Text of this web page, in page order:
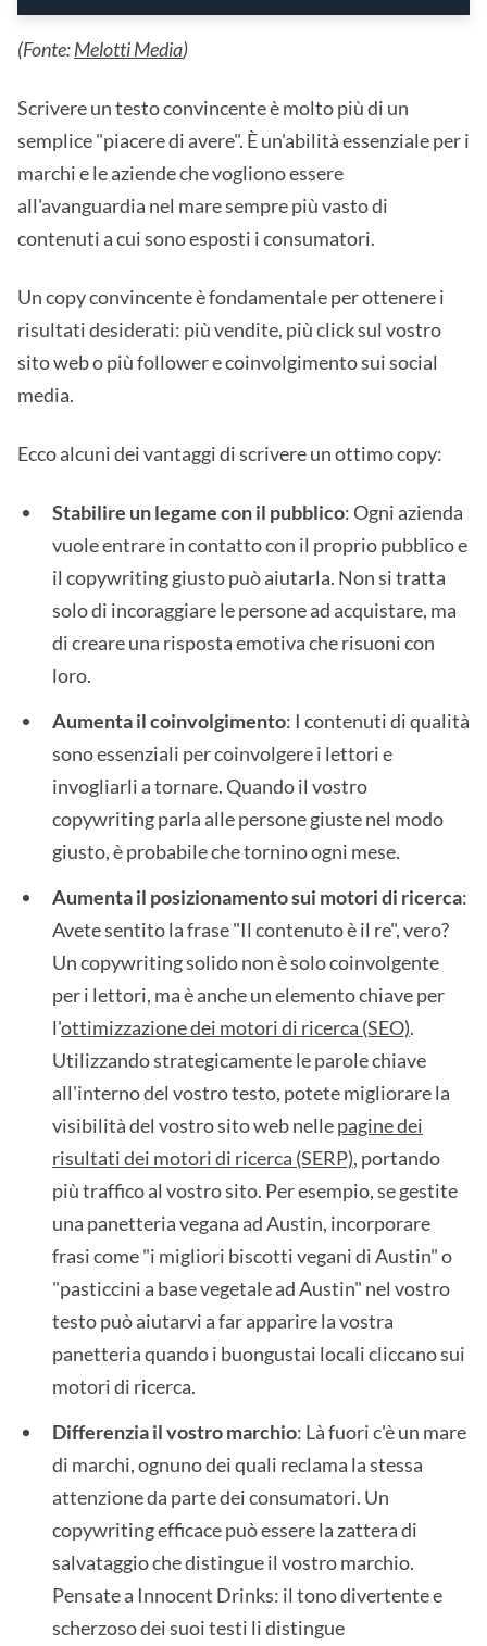
(Fonte:Melotti Media)
Scrivere un testo convincente è molto più di un
semplice "piacere di avere". È un'abilità essenziale per i
marchi e le aziende che vogliono essere
all'avanguardia nel mare sempre più vasto di
contenuti a cui sono esposti i consumatori.
Un copy convincente è fondamentale per ottenere i
risultati desiderati: più vendite, più click sul vostro
sito web o più follower e coinvolgimento sui social
media.
Ecco alcuni dei vantaggi di scrivere un ottimo copy:
Stabilire un legame con il pubblico: Ogni azienda
vuole entrare in contatto con il proprio pubblico e
il copywriting giusto può aiutarla. Non si tratta
solo di incoraggiare le persone ad acquistare, ma
di creare una risposta emotiva che risuoni con
loro.
Aumenta il coinvolgimento: I contenuti di qualità
sono essenziali per coinvolgere i lettori e
invogliarli a tornare. Quando il vostro
copywriting parla alle persone giuste nel modo
giusto, è probabile che tornino ogni mese.
Aumenta il posizionamento sui motori di ricerca:
Avete sentito la frase "Il contenuto è il re", vero?
Un copywriting solido non è solo coinvolgente
per i lettori, ma è anche un elemento chiave per
l'ottimizzazione dei motori di ricerca (SEO).
Utilizzando strategicamente le parole chiave
all'interno del vostro testo, potete migliorare la
visibilità del vostro sito web nellepagine dei
risultati dei motori di ricerca (SERP), portando
più traffico al vostro sito. Per esempio, se gestite
una panetteria vegana ad Austin, incorporare
frasi come "i migliori biscotti vegani di Austin" o
"pasticcini a base vegetale ad Austin" nel vostro
testo può aiutarvi a far apparire la vostra
panetteria quando i buongustai locali cliccano sui
motori di ricerca.
Differenzia il vostro marchio: Là fuori c'è un mare
di marchi, ognuno dei quali reclama la stessa
attenzione da parte dei consumatori. Un
copywriting efficace può essere la zattera di
salvataggio che distingue il vostro marchio.
Pensate a Innocent Drinks: il tono divertente e
scherzoso dei suoi testi li distingue